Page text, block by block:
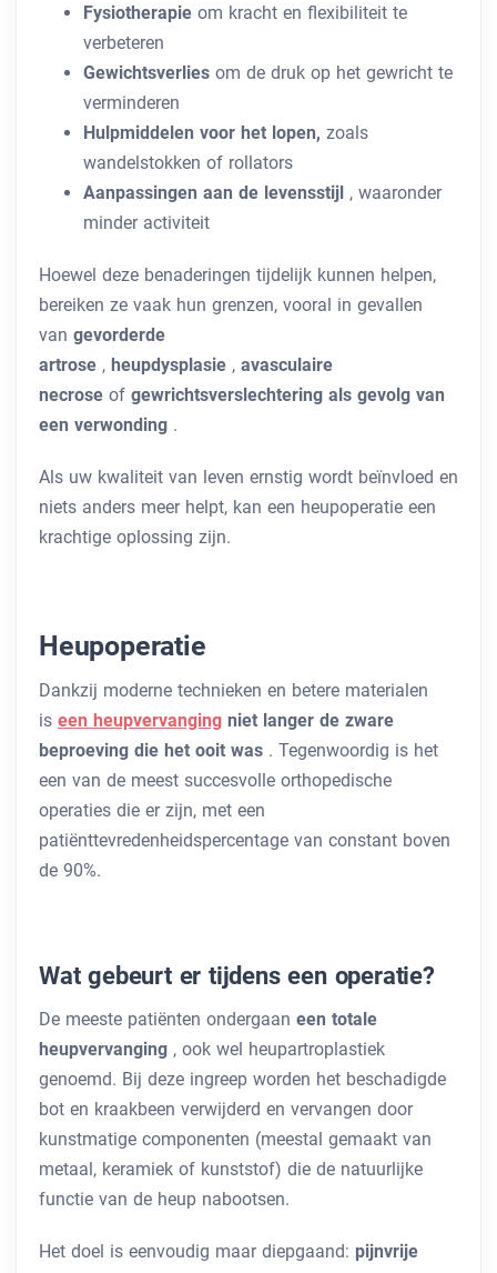
Fysiotherapie om kracht en flexibiliteit te
verbeteren
Gewichtsverlies om de druk op het gewricht te
verminderen
Hulpmiddelen voor het lopen, zoals
wandelstokken of rollators
Aanpassingen aan de levensstijl , waaronder
minder activiteit
Hoewel deze benaderingen tijdelijk kunnen helpen,
bereiken ze vaak hun grenzen, vooral in gevallen
van gevorderde
artrose , heupdysplasie , avasculaire
necrose of gewrichtsverslechtering als gevolg van
een verwonding .
Als uw kwaliteit van leven ernstig wordt beïnvloed en
niets anders meer helpt, kan een heupoperatie een
krachtige oplossing zijn.
Heupoperatie
Dankzij moderne technieken en betere materialen
is een heupvervanging niet langer de zware
beproeving die het ooit was . Tegenwoordig is het
een van de meest succesvolle orthopedische
operaties die er zijn, met een
patiënttevredenheidspercentage van constant boven
de 90%.
Wat gebeurt er tijdens een operatie?
De meeste patiënten ondergaan een totale
heupvervanging , ook wel heupartroplastiek
genoemd. Bij deze ingreep worden het beschadigde
bot en kraakbeen verwijderd en vervangen door
kunstmatige componenten (meestal gemaakt van
metaal, keramiek of kunststof) die de natuurlijke
functie van de heup nabootsen.
Het doel is eenvoudig maar diepgaand: pijnvrije